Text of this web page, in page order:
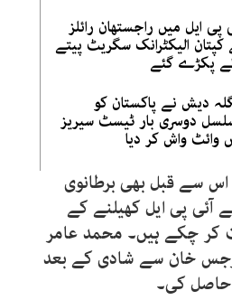
پی ایل میں راجستھان رائلز
الیکٹرانک سگریٹ پیتے
پکڑے گئے
دیش نے پاکستان کو
دوسری بار ٹیسٹ سیریز
وائٹ واش کر دیا
اس سے قبل بھی برطانوی
پی ایل کھیلنے کے
کر چکے ہیں۔ محمد عامر
خان سے شادی کے بعد
حاصل کی۔